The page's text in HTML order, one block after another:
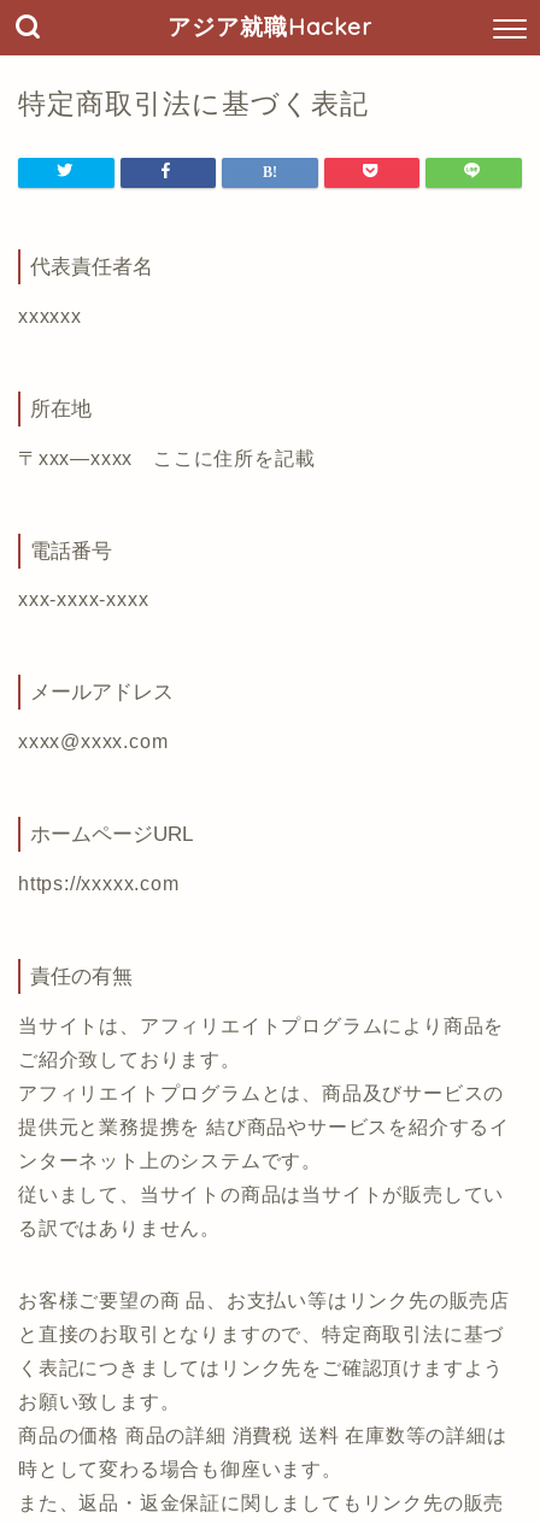
アジア就職Hacker
特定商取引法に基づく表記
代表責任者名
xxxxxx
所在地
〒xxx―xxxx ここに住所を記載
電話番号
xxx-xxxx-xxxx
メールアドレス
xxxx@xxxx.com
ホームページURL
https://xxxxx.com
責任の有無
当サイトは、アフィリエイトプログラムにより商品を
ご紹介致しております。
アフィリエイトプログラムとは、商品及びサービスの
提供元と業務提携を 結び商品やサービスを紹介するイ
ンターネット上のシステムです。
従いまして、当サイトの商品は当サイトが販売してい
る訳ではありません。
お客様ご要望の商 品、お支払い等はリンク先の販売店
と直接のお取引となりますので、特定商取引法に基づ
く表記につきましてはリンク先をご確認頂けますよう
お願い致します。
商品の価格 商品の詳細 消費税 送料 在庫数等の詳細は
時として変わる場合も御座います。
また、返品・返金保証に関しましてもリンク先の販売